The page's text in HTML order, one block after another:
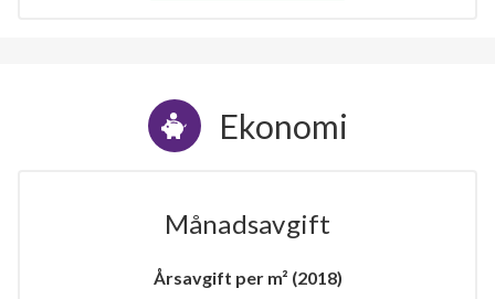
Ekonomi
Månadsavgift
Årsavgift per m² (2018)